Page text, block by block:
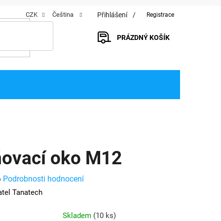
CZK Čeština Přihlášení Registrace
PRÁZDNÝ KOŠÍK
oko M12
Podrobnosti hodnocení
Tanatech
Skladem (10 ks)